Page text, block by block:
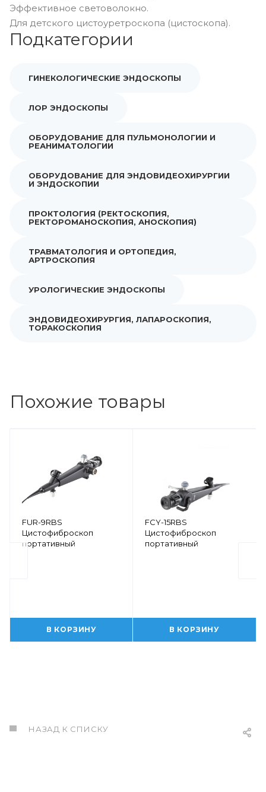
Эффективное световолокно.
Для детского цистоуретроскопа (цистоскопа).
Подкатегории
ГИНЕКОЛОГИЧЕСКИЕ ЭНДОСКОПЫ
ЛОР ЭНДОСКОПЫ
ОБОРУДОВАНИЕ ДЛЯ ПУЛЬМОНОЛОГИИ И
РЕАНИМАТОЛОГИИ
ОБОРУДОВАНИЕ ДЛЯ ЭНДОВИДЕОХИРУРГИИ
И ЭНДОСКОПИИ
ПРОКТОЛОГИЯ (РЕКТОСКОПИЯ,
РЕКТОРОМАНОСКОПИЯ, АНОСКОПИЯ)
ТРАВМАТОЛОГИЯ И ОРТОПЕДИЯ,
АРТРОСКОПИЯ
УРОЛОГИЧЕСКИЕ ЭНДОСКОПЫ
ЭНДОВИДЕОХИРУРГИЯ, ЛАПАРОСКОПИЯ,
ТОРАКОСКОПИЯ
Похожие товары
FUR-9RBS
Цистофиброскоп
портативный
В КОРЗИНУ
FCY-15RBS
Цистофиброскоп
портативный
В КОРЗИНУ
НАЗАД К СПИСКУ